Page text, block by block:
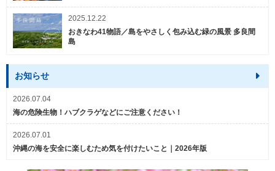
2025.12.22
おきなわ41物語／島をやさしく包み込む緑の風景 多良間
島
お知らせ
2026.07.04
海の危険生物！ハブクラゲなどにご注意ください！
2026.07.01
沖縄の海を安全に楽しむため気を付けたいこと｜2026年版